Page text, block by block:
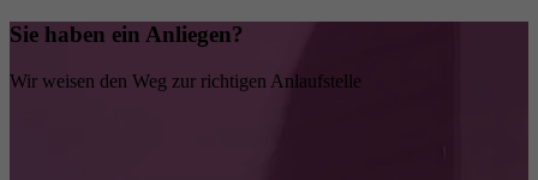
Sie haben ein Anliegen?
Wir weisen den Weg zur richtigen Anlaufstelle